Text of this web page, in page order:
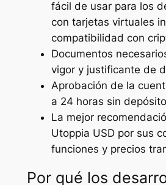
fácil de usar para los
con tarjetas virtuales
compatibilidad con
Documentos
vigor y justificante de
Aprobación de la
a 24 horas sin
La mejor
Utoppia USD por sus
funciones y precios
Por qué los